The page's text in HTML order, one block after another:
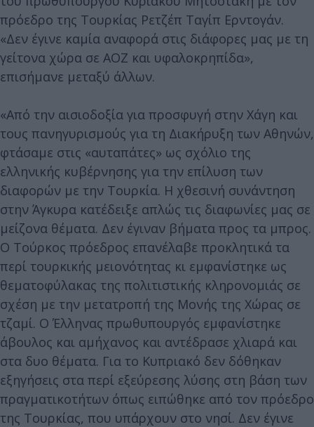
πρόεδρο της Τουρκίας Ρετζέπ Ταγίπ Ερντογάν.
«Δεν έγινε καμία αναφορά στις διάφορες μας με τη
γείτονα χώρα σε ΑΟΖ και υφαλοκρηπίδα»,
επισήμανε μεταξύ άλλων.
«Από την αισιοδοξία για προσφυγή στην Χάγη και
τους πανηγυρισμούς για τη Διακήρυξη των Αθηνών,
φτάσαμε στις «αυταπάτες» ως σχόλιο της
ελληνικής κυβέρνησης για την επίλυση των
διαφορών με την Τουρκία. Η χθεσινή συνάντηση
στην Άγκυρα κατέδειξε απλώς τις διαφωνίες μας σε
μείζονα θέματα. Δεν έγιναν βήματα προς τα μπρος.
Ο Τούρκος πρόεδρος επανέλαβε προκλητικά τα
περί τουρκικής μειονότητας κι εμφανίστηκε ως
θεματοφύλακας της πολιτιστικής κληρονομιάς σε
σχέση με την μετατροπή της Μονής της Χώρας σε
τζαμί. Ο Έλληνας πρωθυπουργός εμφανίστηκε
άβουλος και αμήχανος και αντέδρασε χλιαρά και
στα δυο θέματα. Για το Κυπριακό δεν δόθηκαν
εξηγήσεις στα περί εξεύρεσης λύσης στη βάση των
πραγματικοτήτων όπως ειπώθηκε από τον πρόεδρο
της Τουρκίας, που υπάρχουν στο νησί. Δεν έγινε